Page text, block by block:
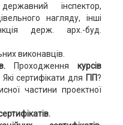
інспектор,
нагляду, інші
держ. арх.-буд.
виконавців.
Проходженнякурсів
сертифікати для ГІП?
частини проектної